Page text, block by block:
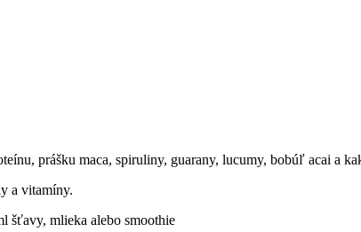
prášku maca, spiruliny, guarany, lucumy, bobúľ acai a
a vitamíny.
šťavy, mlieka alebo smoothie